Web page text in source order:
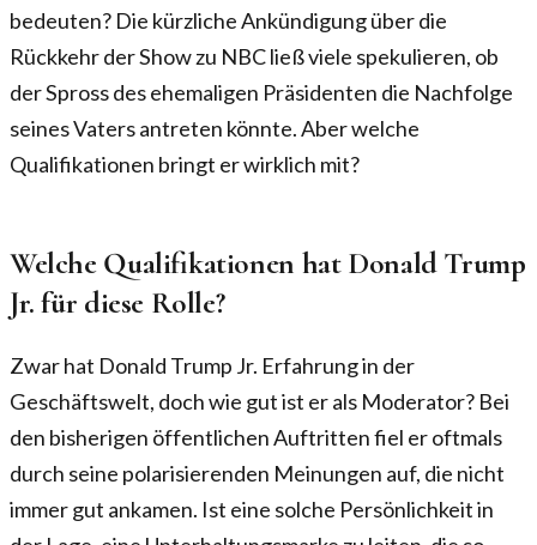
bedeuten? Die kürzliche Ankündigung über die
Rückkehr der Show zu NBC ließ viele spekulieren, ob
der Spross des ehemaligen Präsidenten die Nachfolge
seines Vaters antreten könnte. Aber welche
Qualifikationen bringt er wirklich mit?
Welche Qualifikationen hat Donald Trump
Jr. für diese Rolle?
Zwar hat Donald Trump Jr. Erfahrung in der
Geschäftswelt, doch wie gut ist er als Moderator? Bei
den bisherigen öffentlichen Auftritten fiel er oftmals
durch seine polarisierenden Meinungen auf, die nicht
immer gut ankamen. Ist eine solche Persönlichkeit in